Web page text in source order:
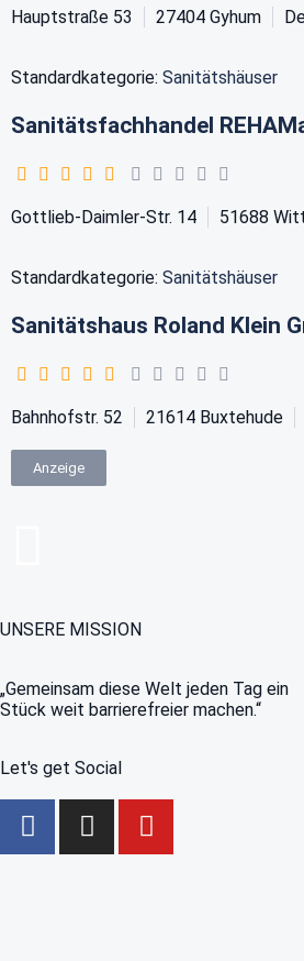
Hauptstraße 53 27404 Gyhum
Standardkategorie: Sanitätshäuser
Sanitätsfachhandel
Gottlieb-Daimler-Str. 14 51688
Standardkategorie: Sanitätshäuser
Sanitätshaus Roland Klein
Bahnhofstr. 52 21614 Buxtehude
Anzeige
UNSERE MISSION
„Gemeinsam diese Welt jeden Tag ein
Stück weit barrierefreier machen.“
Let's get Social